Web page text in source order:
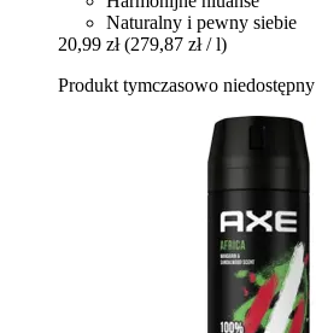
Naturalny i pewny siebie
20,99 zł (279,87 zł / l)
Produkt tymczasowo niedostępny